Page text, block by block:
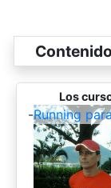
Los
-Running